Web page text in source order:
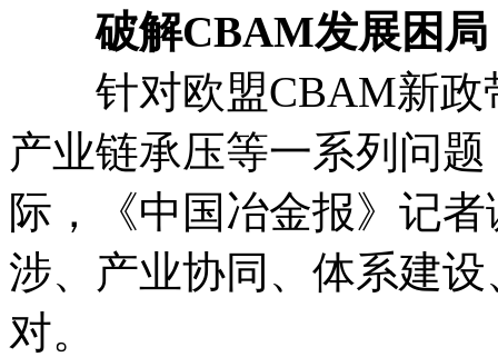
破解CBAM发展困局
针对欧盟CBAM新政
产业链承压等一系列问
际，《中国冶金报》记
涉、产业协同、体系建设
对。